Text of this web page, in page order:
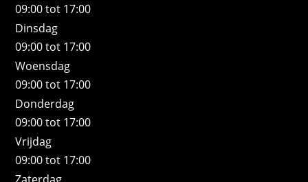
09:00 tot 17:00
Dinsdag
09:00 tot 17:00
Woensdag
09:00 tot 17:00
Donderdag
09:00 tot 17:00
Vrijdag
09:00 tot 17:00